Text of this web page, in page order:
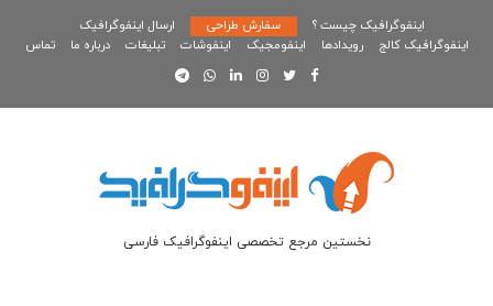
اینفوگرافیک چیست ؟ سفارش طراحی
ارسال اینفوگرافیک
اینفوگرافیک کالج
رویدادها اینفومجیک اینفوشات تبلیغات درباره ما تماس
نخستین مرجع تخصصی اینفوگرافیک فارسی